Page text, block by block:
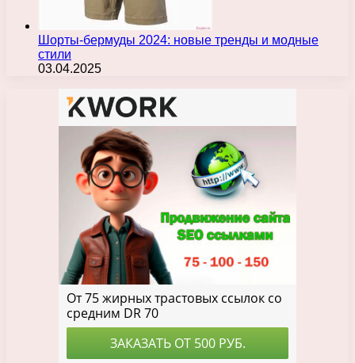
Шорты-бермуды 2024: новые тренды и модные
стили
03.04.2025